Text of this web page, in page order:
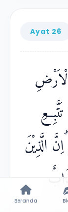
Ayat 26
الَّذِيْنَ
Beranda